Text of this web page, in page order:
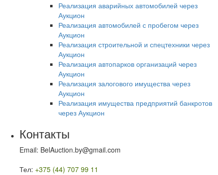
Реализация аварийных автомобилей через
Аукцион
Реализация автомобилей с пробегом через
Аукцион
Реализация строительной и спецтехники через
Аукцион
Реализация автопарков организаций через
Аукцион
Реализация залогового имущества через
Аукцион
Реализация имущества предприятий банкротов
через Аукцион
Контакты
Email: BelAuction.by@gmail.com
Тел: +375 (44) 707 99 11